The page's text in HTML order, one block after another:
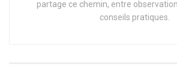
partage ce chemin, entre
conseils pratiques.